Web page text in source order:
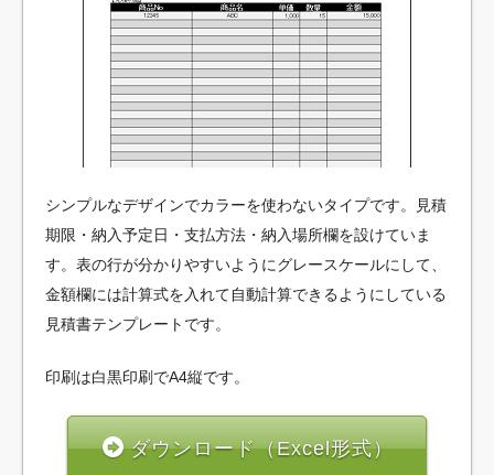
シンプルなデザインでカラーを使わないタイプです。見積
期限・納入予定日・支払方法・納入場所欄を設けていま
す。表の行が分かりやすいようにグレースケールにして、
金額欄には計算式を入れて自動計算できるようにしている
見積書テンプレートです。
印刷は白黒印刷でA4縦です。
ダウンロード（Excel形式）